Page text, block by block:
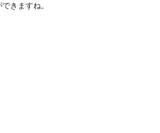
きますね。